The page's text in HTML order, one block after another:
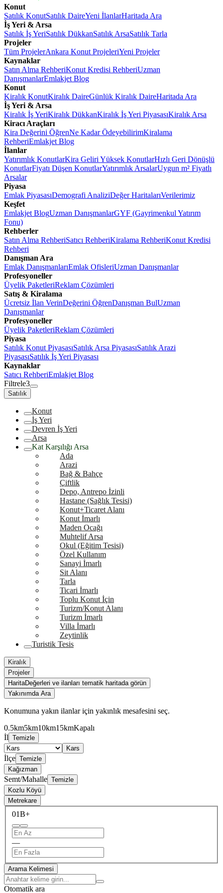
Konut
Satılık KonutSatılık DaireYeni İlanlarHaritada Ara
İş Yeri & Arsa
Satılık İş YeriSatılık DükkanSatılık ArsaSatılık Tarla
Projeler
Tüm ProjelerAnkara Konut ProjeleriYeni Projeler
Kaynaklar
Satın Alma RehberiKonut Kredisi RehberiUzman
DanışmanlarEmlakjet Blog
Konut
Kiralık KonutKiralık DaireGünlük Kiralık DaireHaritada Ara
İş Yeri & Arsa
Kiralık İş YeriKiralık DükkanKiralık İş Yeri PiyasasıKiralık Arsa
Kiracı Araçları
Kira Değerini ÖğrenNe Kadar ÖdeyebilirimKiralama
RehberiEmlakjet Blog
İlanlar
Yatırımlık KonutlarKira Geliri Yüksek KonutlarHızlı Geri Dönüşlü
KonutlarFiyatı Düşen KonutlarYatırımlık ArsalarUygun m² Fiyatlı
Arsalar
Piyasa
Emlak PiyasasıDemografi AnaliziDeğer HaritalarıVerilerimiz
Keşfet
Emlakjet BlogUzman DanışmanlarGYF (Gayrimenkul Yatırım
Fonu)
Rehberler
Satın Alma RehberiSatıcı RehberiKiralama RehberiKonut Kredisi
Rehberi
Danışman Ara
Emlak DanışmanlarıEmlak OfisleriUzman Danışmanlar
Profesyoneller
Üyelik PaketleriReklam Çözümleri
Satış & Kiralama
Ücretsiz İlan VerinDeğerini ÖğrenDanışman BulUzman
Danışmanlar
Profesyoneller
Üyelik PaketleriReklam Çözümleri
Piyasa
Satılık Konut PiyasasıSatılık Arsa PiyasasıSatılık Arazi
PiyasasıSatılık İş Yeri Piyasası
Kaynaklar
Satıcı RehberiEmlakjet Blog
Filtrele3
Satılık
Konut
İş Yeri
Devren İş Yeri
Arsa
Kat Karşılığı Arsa
Ada
Arazi
Bağ & Bahçe
Çiftlik
Depo, Antrepo İzinli
Hastane (Sağlık Tesisi)
Konut+Ticaret Alanı
Konut İmarlı
Maden Ocağı
Muhtelif Arsa
Okul (Eğitim Tesisi)
Özel Kullanım
Sanayi İmarlı
Sit Alanı
Tarla
Ticari İmarlı
Toplu Konut İçin
Turizm/Konut Alanı
Turizm İmarlı
Villa İmarlı
Zeytinlik
Turistik Tesis
Kiralık
Projeler
HaritaDeğerleri ve ilanları tematik haritada görün
Yakınımda Ara
Konumuna yakın ilanlar için yakınlık mesafesini seç.
0.5km5km10km15kmKapalı
İl Temizle
Kars
İlçe Temizle
Kağızman
Semt/Mahalle Temizle
Kozlu Köyü
Metrekare
01B+
—
Arama Kelimesi
Otomatik ara